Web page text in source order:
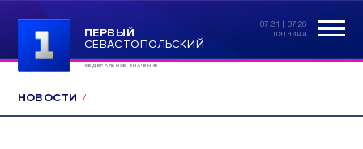
ПЕРВЫЙ
СЕВАСТОПОЛЬСКИЙ
ФЕДЕРАЛЬНОЕ ЗНАЧЕНИЕ
07:31 | 07.26
пятница
НОВОСТИ